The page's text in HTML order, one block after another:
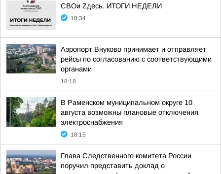
СВОи Zдесь. ИТОГИ НЕДЕЛИ
18:34
Аэропорт Внуково принимает и отправляет
рейсы по согласованию с соответствующими
органами
18:18
В Раменском муниципальном округе 10
августа возможны плановые отключения
электроснабжения
18:15
Глава Следственного комитета России
поручил представить доклад о